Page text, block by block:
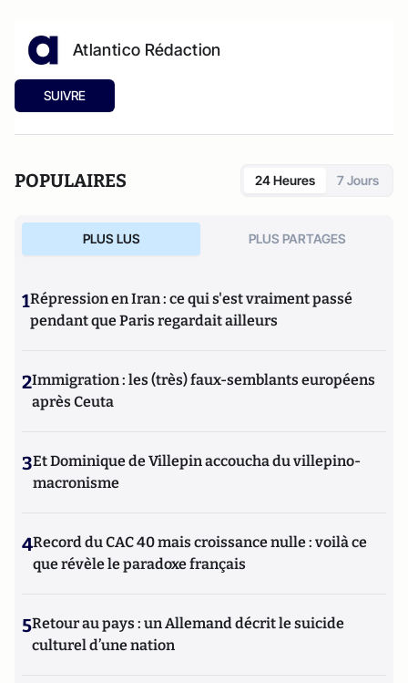
Atlantico Rédaction
SUIVRE
POPULAIRES 24 Heures 7 Jours
PLUS LUS PLUS PARTAGES
1Répression en Iran : ce qui s'est vraiment passé
pendant que Paris regardait ailleurs
2Immigration : les (très) faux-semblants européens
après Ceuta
3Et Dominique de Villepin accoucha du villepino-
macronisme
4Record du CAC 40 mais croissance nulle : voilà ce
que révèle le paradoxe français
5Retour au pays : un Allemand décrit le suicide
culturel d’une nation